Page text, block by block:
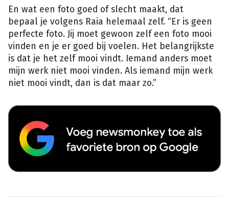
En wat een foto goed of slecht maakt, dat
bepaal je volgens Raia helemaal zelf. “Er is geen
perfecte foto. Jij moet gewoon zelf een foto mooi
vinden en je er goed bij voelen. Het belangrijkste
is dat je het zelf mooi vindt. Iemand anders moet
mijn werk niet mooi vinden. Als iemand mijn werk
niet mooi vindt, dan is dat maar zo.”